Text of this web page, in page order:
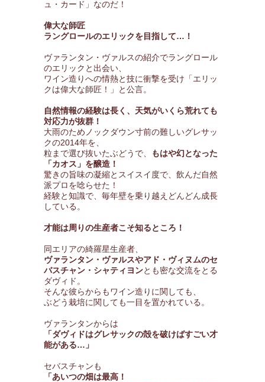
ュ・カード」なのだ！
偉大な師匠
ラングロールのエリックを目指して…！
ヴァランタン・ヴァルスの紹介でラングロール
のエリックと出会い、
ワイン造りへの情熱と技に衝撃を受け「エリッ
クは偉大な師匠！」と公言。
自然情報の経験は長く、天気がいくら荒れても
対応力が抜群！
大雨のためノックダウン寸前の難しいグレサッ
クの2014年を、
粒まで選び抜いたぶどうで、
もはや幻となった
「カオス」を醸造！
驚きの旨味の凝縮とスイスイ度で、飲んだ自然
派プロを唸らせた！
経験と知識で、毎年壁を乗り越えどんどん成長
している。
才能は周りの生産者こそ知るところ！
同エリアの綺羅星生産者、
ヴァランタン・ヴァルスやアド・ヴィヌムのセ
バスチャン・シャティヨンとも密な交流をとる
ダヴィド。
そんな彼らからもワイン造りに関しても、
ぶどう栽培に関しても一目を置かれている。
ヴァランタンからは
「ダヴィドはグレサックの殻を破けばすごい才
能がある…」
セバスチャンも
「あいつの畑は最高！